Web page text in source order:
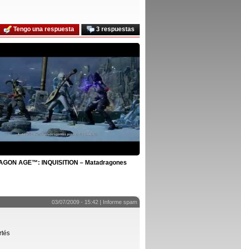
3 respuestas
Tengo una respuesta
AGE™: INQUISITION – Matadragones
03/07/2009 - 15:42 | Informe spam